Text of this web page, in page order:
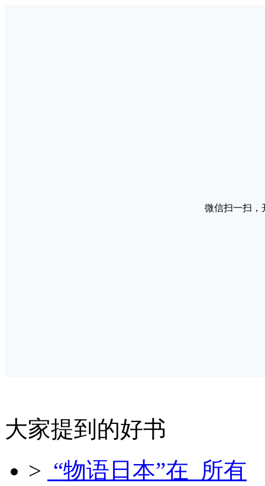
微信扫一扫，
大家提到的好书
> “物语日本”在 所有